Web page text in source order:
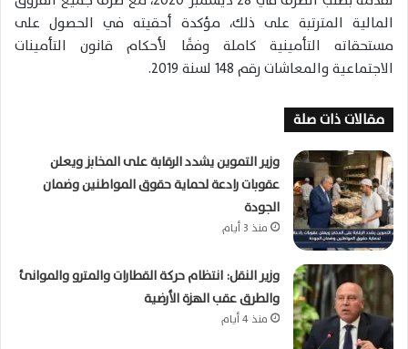
المالية المترتبة على ذلك، مؤكدة أحقيته في الحصول على
مستحقاته التأمينية كاملة وفقًا لأحكام قانون التأمينات
الاجتماعية والمعاشات رقم 148 لسنة 2019.
مقالات ذات صلة
وزير التموين يشدد الرقابة على المخابز ويعلن
عقوبات رادعة لحماية حقوق المواطنين وضمان
الجودة
منذ 3 أيام
وزير النقل: انتظام حركة القطارات والمترو والموانئ
والطرق عقب الهزة الأرضية
منذ 4 أيام